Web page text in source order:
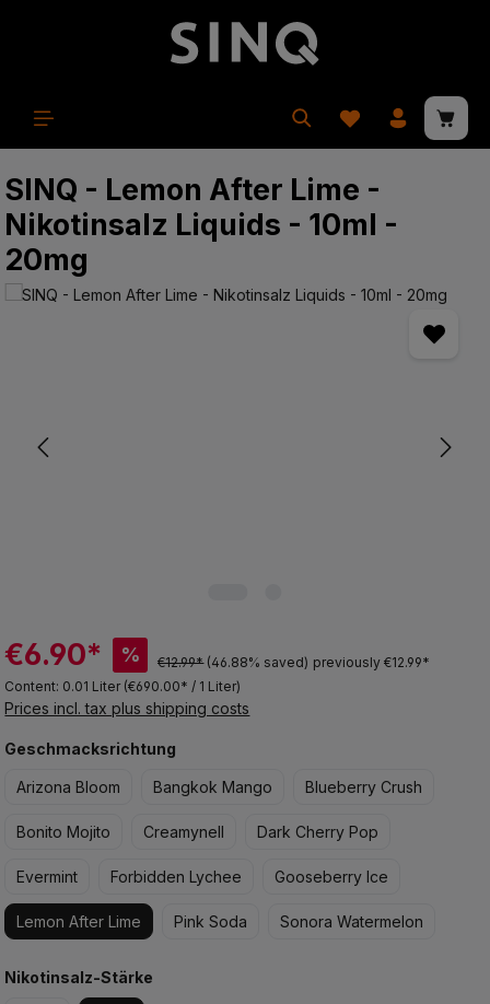
SINQ - Lemon After Lime -
Nikotinsalz Liquids - 10ml -
20mg
Skip image gallery
€6.90* % €12.99* (46.88% saved) previously €12.99*
Content: 0.01 Liter (€690.00* / 1 Liter)
Prices incl. tax plus shipping costs
Select
Geschmacksrichtung
Arizona Bloom Bangkok Mango Blueberry Crush
Bonito Mojito Creamynell Dark Cherry Pop
Evermint Forbidden Lychee Gooseberry Ice
Lemon After Lime Pink Soda Sonora Watermelon
Select
Nikotinsalz-Stärke